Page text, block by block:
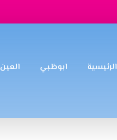
الرئيسية ابوظبي العين